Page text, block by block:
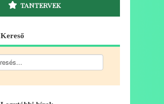
TANTERVEK
Kereső